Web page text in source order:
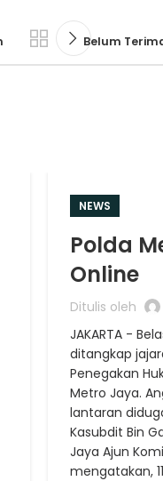
Belum
NEWS
Polda
Online
Ditulis oleh
JAKARTA -
ditangkap
Penegakan
Metro Jaya.
lantaran
Kasubdit Bin
Jaya Ajun
mengatakan,